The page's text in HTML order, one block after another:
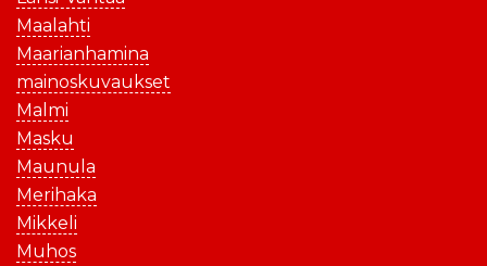
Maalahti
Maarianhamina
mainoskuvaukset
Malmi
Masku
Maunula
Merihaka
Mikkeli
Muhos